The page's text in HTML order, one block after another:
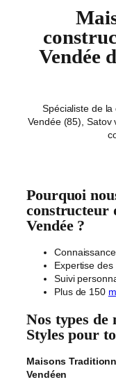
Vendée
Spécialiste de
Vendée (85), Satov
Pourquoi
constructeur
Vendée ?
Expertise
Suivi
Plus de 150
Nos types de
Styles pour
Maisons
Vendéen